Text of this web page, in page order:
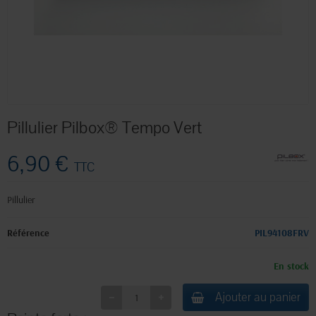
Pillulier Pilbox® Tempo Vert
6,90 € TTC
Pillulier
Référence PIL94108FRV
En stock
Ajouter au panier